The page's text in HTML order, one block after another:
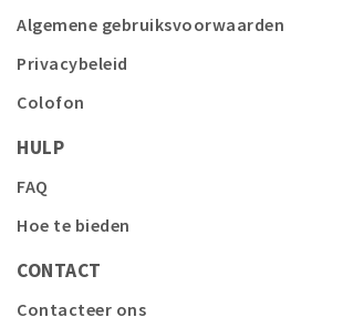
Algemene gebruiksvoorwaarden
Privacybeleid
Colofon
HULP
FAQ
Hoe te bieden
CONTACT
Contacteer ons